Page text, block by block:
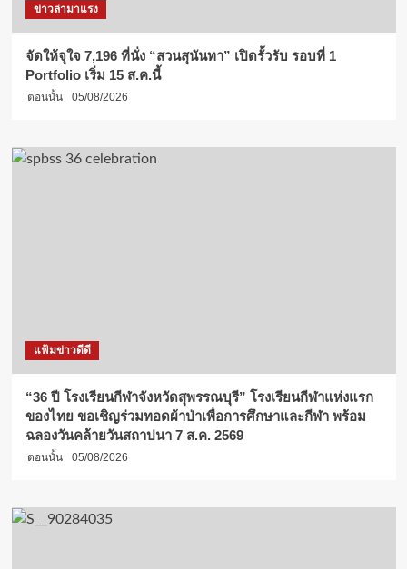
ข่าวล่ามาแรง
จัดให้จุใจ 7,196 ที่นั่ง “สวนสุนันทา” เปิดรั้วรับ รอบที่ 1
Portfolio เริ่ม 15 ส.ค.นี้
ตอนนั้น 05/08/2026
แฟ้มข่าวดีดี
“36 ปี โรงเรียนกีฬาจังหวัดสุพรรณบุรี” โรงเรียนกีฬาแห่งแรก
ของไทย ขอเชิญร่วมทอดผ้าป่าเพื่อการศึกษาและกีฬา พร้อม
ฉลองวันคล้ายวันสถาปนา 7 ส.ค. 2569
ตอนนั้น 05/08/2026